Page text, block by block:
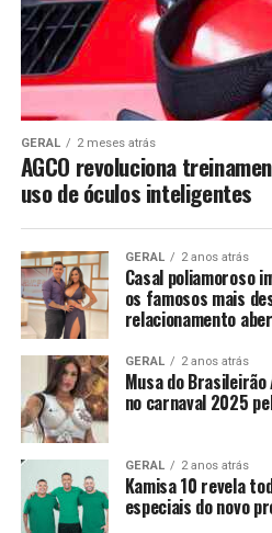
GERAL 2 meses atrás
AGCO revoluciona
uso de óculos inteligentes
GERAL 2 anos atrás
Casal poliamoroso
os famosos mais
relacionamento
GERAL 2 anos atrás
Musa do
no carnaval 2025
GERAL 2 anos atrás
Kamisa 10 revela
especiais do novo